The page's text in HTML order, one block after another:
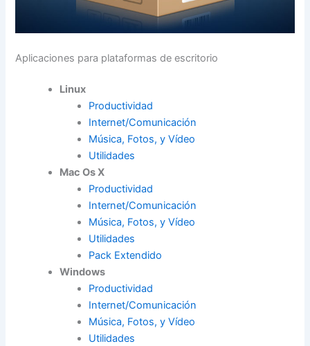
Aplicaciones para plataformas de escritorio
Linux
Productividad
Internet/Comunicación
Música, Fotos, y Vídeo
Utilidades
Mac Os X
Productividad
Internet/Comunicación
Música, Fotos, y Vídeo
Utilidades
Pack Extendido
Windows
Productividad
Internet/Comunicación
Música, Fotos, y Vídeo
Utilidades